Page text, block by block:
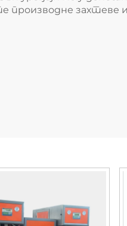
производне захтеве